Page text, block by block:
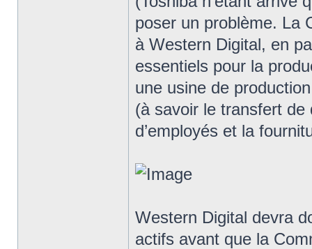
poser un problème. La
à Western Digital, en
essentiels pour la
une usine de
(à savoir le transfert
d’employés et la
Western Digital devra
actifs avant que la